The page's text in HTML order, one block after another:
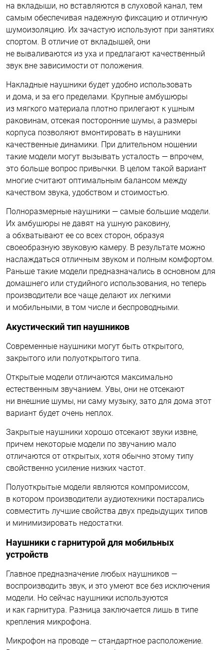
на вкладыши, но вставляются в слуховой канал, тем
самым обеспечивая надежную фиксацию и отличную
шумоизоляцию. Их зачастую используют при занятиях
спортом. В отличие от вкладышей, они
не вываливаются из уха и предлагают качественный
звук вне зависимости от положения.
Накладные наушники будет удобно использовать
и дома, и за его пределами. Крупные амбушюры
из мягкого материала плотно прилегают к ушным
раковинам, отсекая посторонние шумы, а размеры
корпуса позволяют вмонтировать в наушники
качественные динамики. При длительном ношении
такие модели могут вызывать усталость — впрочем,
это больше вопрос привычки. В целом такой вариант
многие считают оптимальным балансом между
качеством звука, удобством и стоимостью.
Полноразмерные наушники — самые большие модели.
Их амбушюры не давят на ушную раковину,
а обхватывают ее со всех сторон, образуя
своеобразную звуковую камеру. В результате можно
наслаждаться отличным звуком и полным комфортом.
Раньше такие модели предназначались в основном для
домашнего или студийного использования, но теперь
производители все чаще делают их легкими
и мобильными, в том числе и беспроводными.
Акустический тип наушников
Современные наушники могут быть открытого,
закрытого или полуоткрытого типа.
Открытые модели отличаются максимально
естественным звучанием. Увы, они не отсекают
ни внешние шумы, ни саму музыку, зато для дома этот
вариант будет очень неплох.
Закрытые наушники хорошо отсекают звуки извне,
причем некоторые модели по звучанию мало
отличаются от открытых, хотя обычно этому типу
свойственно усиление низких частот.
Полуоткрытые модели являются компромиссом,
в котором производители аудиотехники постарались
совместить лучшие свойства двух предыдущих типов
и минимизировать недостатки.
Наушники с гарнитурой для мобильных
устройств
Главное предназначение любых наушников —
воспроизводить звук, и это умеют все без исключения
модели. Но сейчас наушники используются
и как гарнитура. Разница заключается лишь в типе
крепления микрофона.
Микрофон на проводе — стандартное расположение.